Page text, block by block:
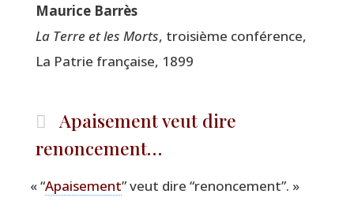
Mau­rice Barrès
La Terre et les Morts, troi­sième confé­rence,
La Patrie fran­çaise, 1899
Apaisement veut dire
renoncement…
«“Apai­se­ment” veut dire “renon­ce­ment”. »